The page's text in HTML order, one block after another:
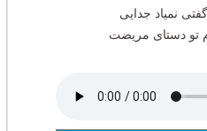
نمیاد جدایی
تو دستای مریضت